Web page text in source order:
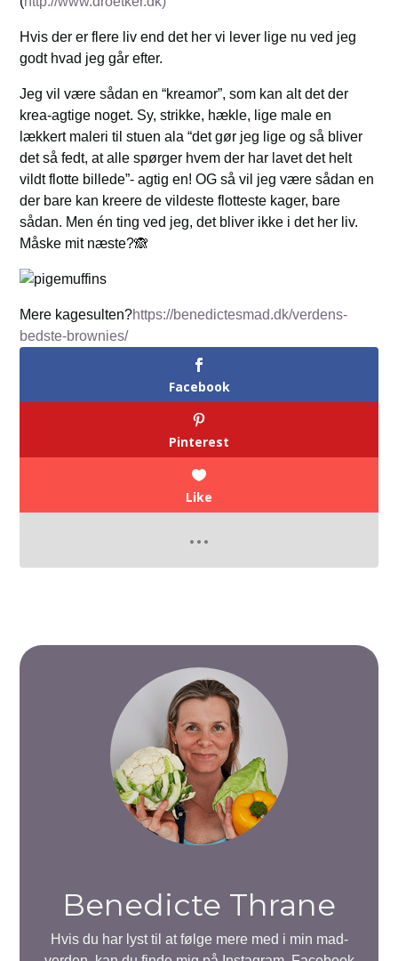
Hvis der er flere liv end det her vi lever lige nu ved jeg
godt hvad jeg går efter.
Jeg vil være sådan en “kreamor”, som kan alt det der
krea-agtige noget. Sy, strikke, hækle, lige male en
lækkert maleri til stuen ala “det gør jeg lige og så bliver
det så fedt, at alle spørger hvem der har lavet det helt
vildt flotte billede”- agtig en! OG så vil jeg være sådan en
der bare kan kreere de vildeste flotteste kager, bare
sådan. Men én ting ved jeg, det bliver ikke i det her liv.
Måske mit næste?🙈
Mere kagesulten?https://benedictesmad.dk/verdens-
bedste-brownies/
Facebook
Pinterest
Like
Benedicte Thrane
Hvis du har lyst til at følge mere med i min mad-